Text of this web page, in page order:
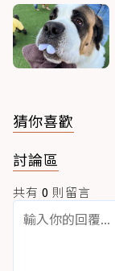
猜你喜歡
討論區
共有 0 則留言